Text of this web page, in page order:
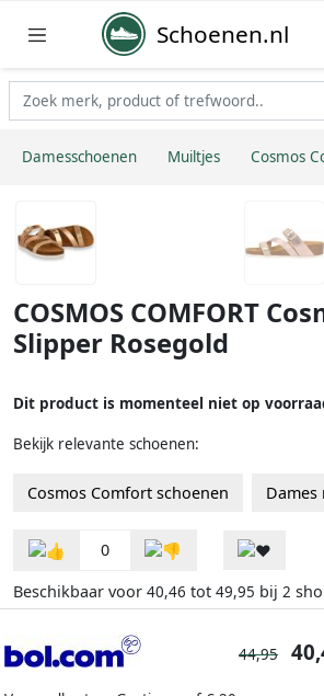
Schoenen.nl
Damesschoenen Muiltjes Cosmos
COSMOS COMFORT
Slipper Rosegold
Dit product is momenteel niet op
Bekijk relevante schoenen:
Cosmos Comfort schoenen
0
Beschikbaar voor 40,46 tot 49,95 bij 2
44,95